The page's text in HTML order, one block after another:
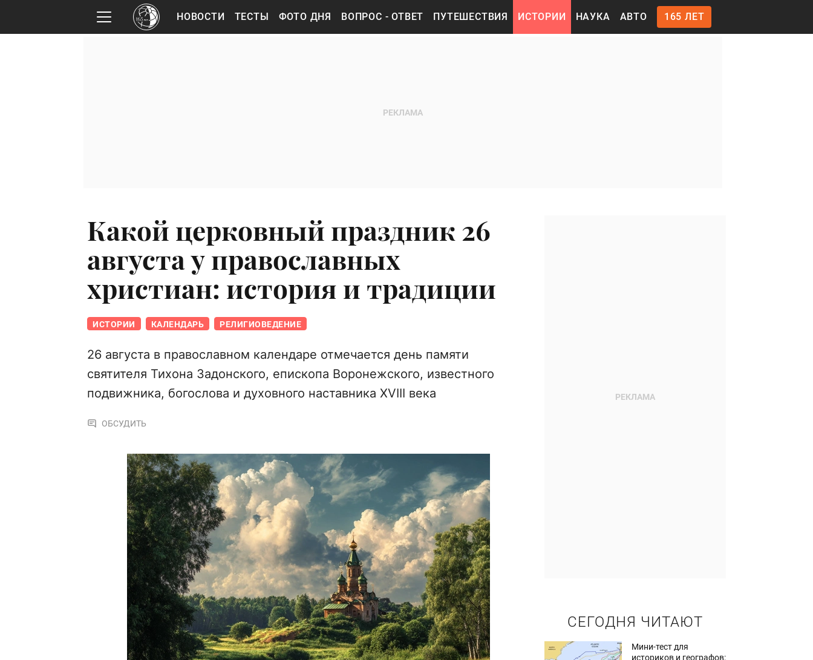
НОВОСТИ ТЕСТЫ ФОТО ДНЯ ВОПРОС - ОТВЕТ ПУТЕШЕСТВИЯ ИСТОРИИ НАУКА АВТО 165 ЛЕТ
Какой церковный праздник 26
августа у православных
христиан: история и традиции
ИСТОРИИ КАЛЕНДАРЬ РЕЛИГИОВЕДЕНИЕ
26 августа в православном календаре отмечается день памяти
святителя Тихона Задонского, епископа Воронежского, известного
подвижника, богослова и духовного наставника XVIII века
ОБСУДИТЬ
СЕГОДНЯ ЧИТАЮТ
Мини-тест для
историков и географов: